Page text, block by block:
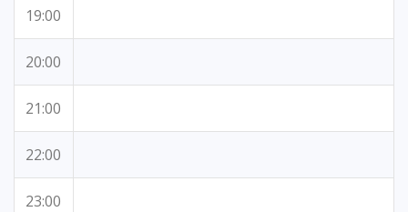
19:00
20:00
21:00
22:00
23:00